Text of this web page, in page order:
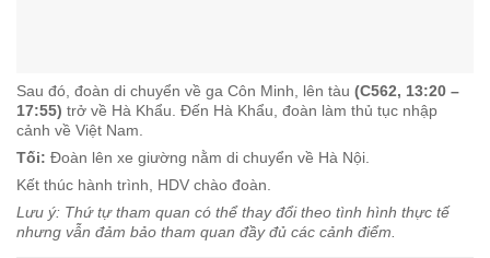
Sau đó, đoàn di chuyển về ga Côn Minh, lên tàu (C562, 13:20 –
17:55) trở về Hà Khẩu. Đến Hà Khẩu, đoàn làm thủ tục nhập
cảnh về Việt Nam.
Tối: Đoàn lên xe giường nằm di chuyển về Hà Nội.
Kết thúc hành trình, HDV chào đoàn.
Lưu ý: Thứ tự tham quan có thể thay đổi theo tình hình thực tế
nhưng vẫn đảm bảo tham quan đầy đủ các cảnh điểm.